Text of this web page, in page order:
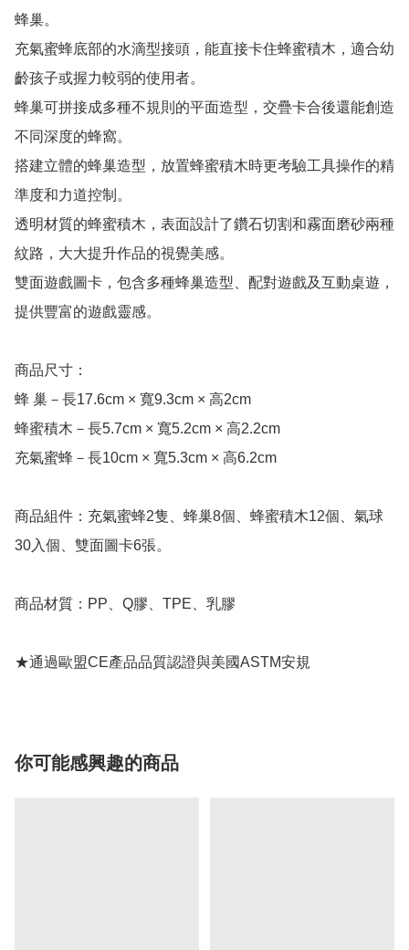
蜂巢。
充氣蜜蜂底部的水滴型接頭，能直接卡住蜂蜜積木，適合幼
齡孩子或握力較弱的使用者。
蜂巢可拼接成多種不規則的平面造型，交疊卡合後還能創造
不同深度的蜂窩。
搭建立體的蜂巢造型，放置蜂蜜積木時更考驗工具操作的精
準度和力道控制。
透明材質的蜂蜜積木，表面設計了鑽石切割和霧面磨砂兩種
紋路，大大提升作品的視覺美感。
雙面遊戲圖卡，包含多種蜂巢造型、配對遊戲及互動桌遊，
提供豐富的遊戲靈感。
商品尺寸：
蜂 巢－長17.6cm × 寬9.3cm × 高2cm
蜂蜜積木－長5.7cm × 寬5.2cm × 高2.2cm
充氣蜜蜂－長10cm × 寬5.3cm × 高6.2cm
商品組件：充氣蜜蜂2隻、蜂巢8個、蜂蜜積木12個、氣球
30入個、雙面圖卡6張。
商品材質：PP、Q膠、TPE、乳膠
★通過歐盟CE產品品質認證與美國ASTM安規
你可能感興趣的商品